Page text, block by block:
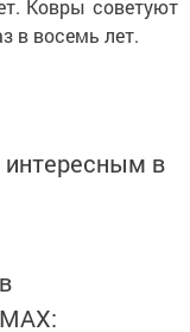
Ковры советуют
в восемь лет.
в